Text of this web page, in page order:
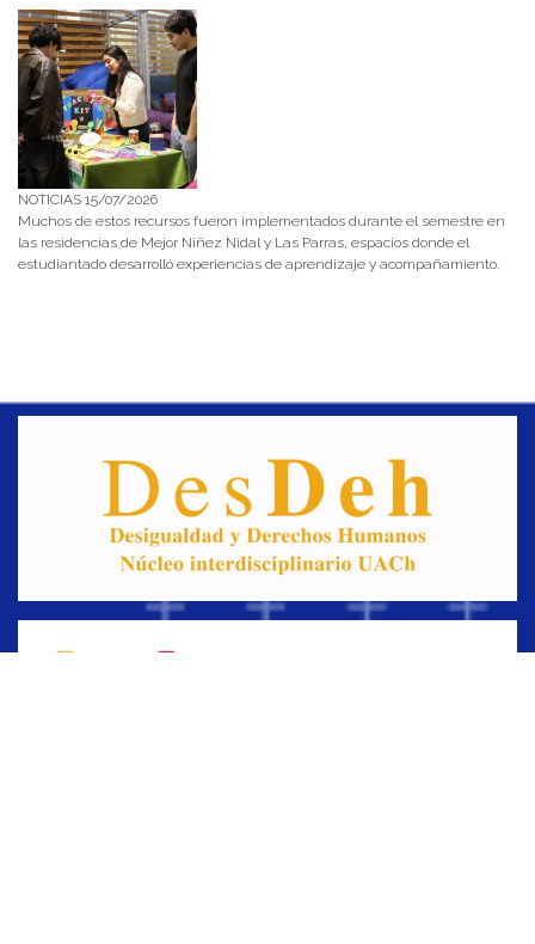
NOTICIAS 15/07/2026
Muchos de estos recursos fueron implementados durante el semestre en
las residencias de Mejor Niñez Nidal y Las Parras, espacios donde el
estudiantado desarrolló experiencias de aprendizaje y acompañamiento.